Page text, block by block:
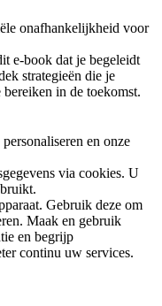
onafhankelijkheid voor
e-book dat je begeleidt
strategieën die je
in de toekomst.
en onze
via cookies. U
Gebruik deze om
Maak en gebruik
en begrijp
continu uw services.